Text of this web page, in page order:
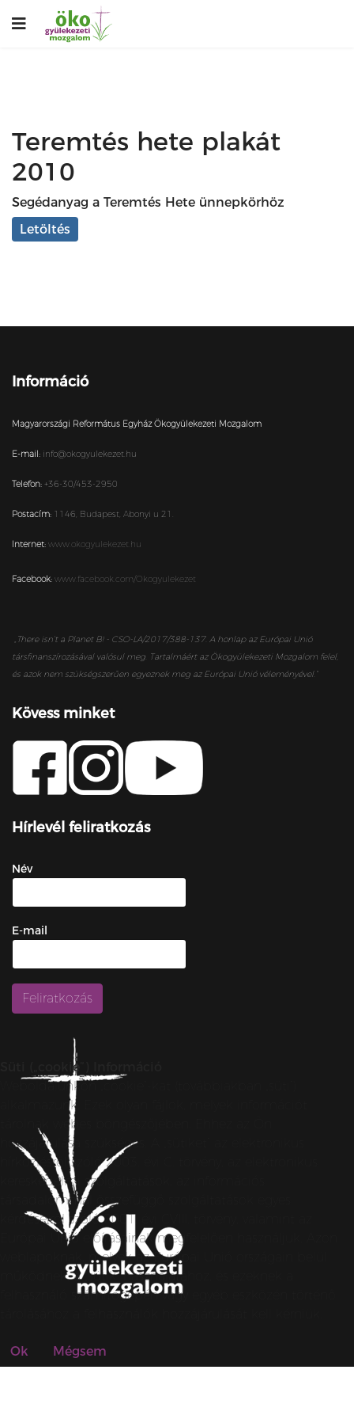
Teremtés hete plakát
2010
Segédanyag a Teremtés Hete ünnepkörhöz
Letöltés
Információ
Magyarországi Református Egyház Ökogyülekezeti Mozgalom
E-mail: info@okogyulekezet.hu
Telefon: +36-30/453-2950
Postacím: 1146, Budapest, Abonyi u 21.
Internet: www.okogyulekezet.hu
Facebook: www.facebook.com/Okogyulekezet
„ There isn’t a Planet B! - CSO-LA/2017/388-137. A honlap az Európai Unió
társfinanszírozásával valósul meg. Tartalmáért az Ökogyülekezeti Mozgalom felel,
és azok nem szükségszerűen egyeznek meg az Európai Unió véleményével.”
Kövess minket
Hírlevél feliratkozás
Név
E-mail
Süti („cookie”) Információ
Weboldalunkon „cookie”-kat (továbbiakban „süti”)
alkalmazunk. Ezek olyan fájlok, melyek információt
tárolnak webes böngészőjében. Ehhez az Ön
hozzájárulása szükséges. A „sütiket” az elektronikus
hírközlésről szóló 2003. évi C. törvény, az elektronikus
kereskedelmi szolgáltatások, az információs
társadalommal összefüggő szolgáltatások egyes
kérdéseiről szóló 2001. évi CVIII. törvény, valamint az
Európai Unió előírásainak megfelelően használjuk. Azon
weblapoknak, melyek az Európai Unió országain belül
működnek, a „sütik” használatához, és ezeknek a
felhasználó számítógépén vagy egyéb eszközén történő
Ok Mégsem